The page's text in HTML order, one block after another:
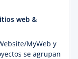
web &
MyWeb y
se agrupan